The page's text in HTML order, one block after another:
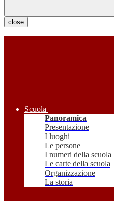
close
Scuola
Panoramica
Presentazione
I luoghi
Le persone
I numeri della scuola
Le carte della scuola
Organizzazione
La storia